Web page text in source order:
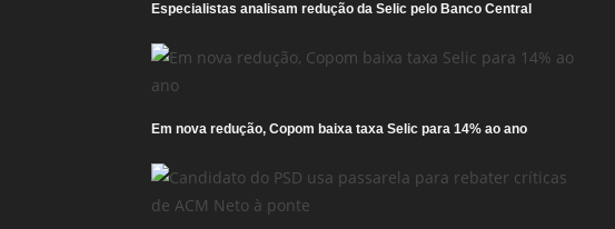
Especialistas analisam redução da Selic pelo Banco Central
Em nova redução, Copom baixa taxa Selic para 14% ao ano